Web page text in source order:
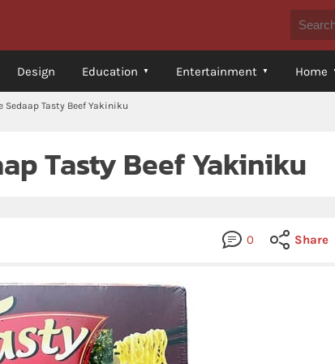
Design Education Entertainment Home
Sedaap Tasty Beef Yakiniku
Tasty Beef Yakiniku
0 Share